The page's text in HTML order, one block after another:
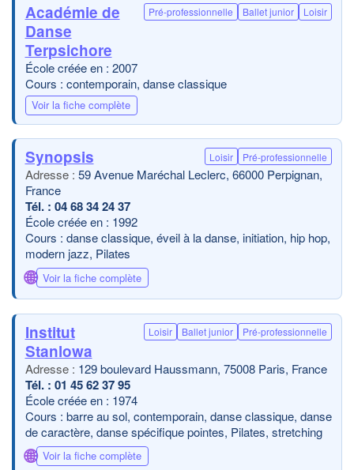
Académie de
Danse
Terpsichore
Pré-professionnelle Ballet junior Loisir
École créée en : 2007
Cours : contemporain, danse classique
Voir la fiche complète
Synopsis Loisir Pré-professionnelle
59 Avenue Maréchal Leclerc, 66000 Perpignan,
France
04 68 34 24 37
École créée en : 1992
Cours : danse classique, éveil à la danse, initiation, hip hop,
modern jazz, Pilates
🌐 Voir la fiche complète
Institut
Stanlowa
Loisir Ballet junior Pré-professionnelle
129 boulevard Haussmann, 75008 Paris, France
01 45 62 37 95
École créée en : 1974
Cours : barre au sol, contemporain, danse classique, danse
de caractère, danse spécifique pointes, Pilates, stretching
🌐 Voir la fiche complète